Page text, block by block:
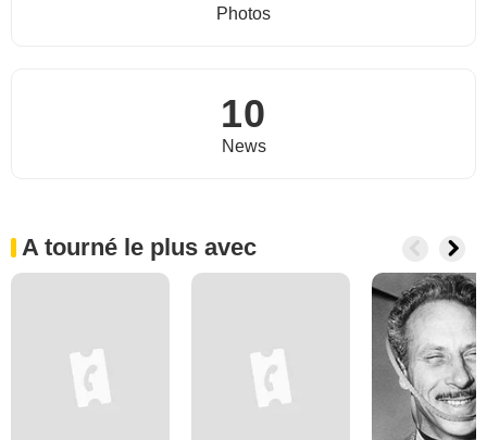
Photos
10
News
A tourné le plus avec